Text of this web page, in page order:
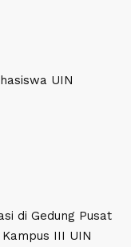
UIN
di Gedung Pusat
III UIN